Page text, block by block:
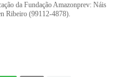
da Fundação Amazonprev: Náis
Ribeiro (99112-4878).